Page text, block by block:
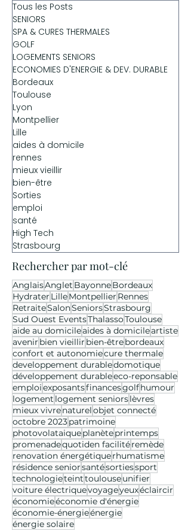
Tous les Posts
SENIORS
SPA & CURES THERMALES
GOLF
LOGEMENTS SENIORS
ECONOMIES D'ENERGIE & DEV. DURABLE
Bordeaux
Toulouse
Lyon
Montpellier
Lille
aides à domicile
rennes
mieux vieillir
bien-être
Sorties
emploi
santé
High Tech
Strasbourg
Rechercher par mot-clé
AnglaisAnglet BayonneBordeaux
Hydrater LilleMontpellier Rennes
RetraiteSalonSeniorsStrasbourg
Sud Ouest EventsThalassoToulouse
aide au domicileaides à domicileartiste
avenir bien vieillir bien-êtrebordeaux
confort et autonomiecure thermale
developpement durabledomotique
développement durableeco-reponsable
emploiexposantsfinancesgolfhumour
logement logement seniorslèvres
mieux vivrenaturelobjet connecté
octobre 2023patrimoine
photovolataiqueplanèteprintemps
promenadequotiden facilitéremède
renovation énergétiquerhumatisme
résidence seniorsantésortiessport
technologieteinttoulouseunifier
voiture électriquevoyageyeuxéclaircir
économieéconomie d'énergie
économie-énergieénergie
énergie solaire